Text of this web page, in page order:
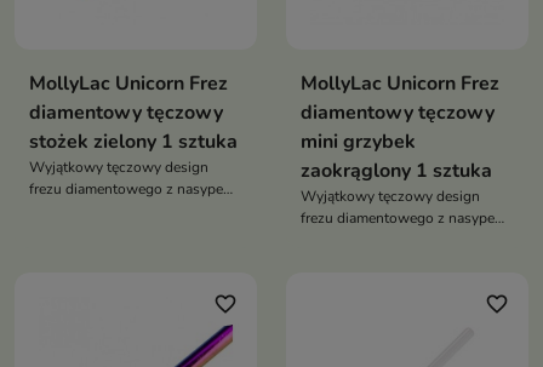
MollyLac Unicorn Frez
diamentowy tęczowy
stożek zielony 1 sztuka
Wyjątkowy tęczowy design
frezu diamentowego z nasypem
MollyLac Unicorn Frez
diamentowy tęczowy
mini grzybek
zaokrąglony 1 sztuka
Wyjątkowy tęczowy design
frezu diamentowego z nasypem
favorite_border favorite_border